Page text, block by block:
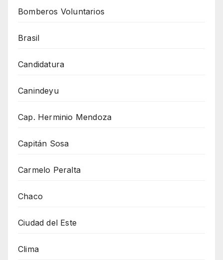
Bomberos Voluntarios
Brasil
Candidatura
Canindeyu
Cap. Herminio Mendoza
Capitán Sosa
Carmelo Peralta
Chaco
Ciudad del Este
Clima